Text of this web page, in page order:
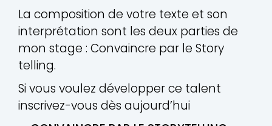
La composition de votre texte et son
interprétation sont les deux parties de
mon stage : Convaincre par le Story
telling.
Si vous voulez développer ce talent
inscrivez-vous dès aujourd’hui